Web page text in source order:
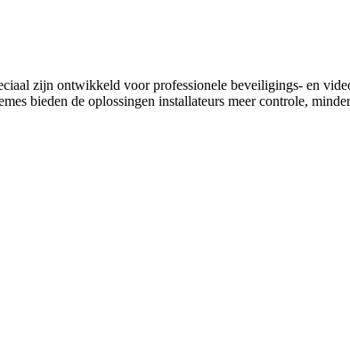
zijn ontwikkeld voor professionele beveiligings- en
bieden de oplossingen installateurs meer controle,